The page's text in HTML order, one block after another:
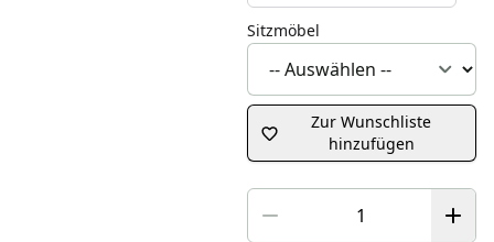
Sitzmöbel
Zur Wunschliste
hinzufügen